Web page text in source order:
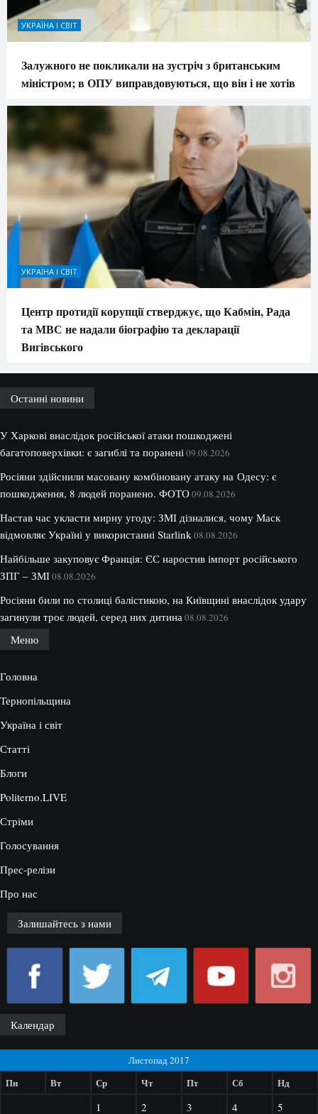
УКРАЇНА І СВІТ
Залужного не покликали на зустріч з британським
міністром; в ОПУ виправдовуються, що він і не хотів
УКРАЇНА І СВІТ
Центр протидії корупції стверджує, що Кабмін, Рада
та МВС не надали біографію та декларації
Вигівського
Останні новини
У Харкові внаслідок російської атаки пошкоджені
багатоповерхівки: є загиблі та поранені 09.08.2026
Росіяни здійснили масовану комбіновану атаку на Одесу: є
пошкодження, 8 людей поранено. ФОТО09.08.2026
Настав час укласти мирну угоду: ЗМІ дізналися, чому Маск
відмовляє Україні у використанні Starlink 08.08.2026
Найбільше закуповує Франція: ЄС наростив імпорт російського
ЗПГ – ЗМІ08.08.2026
Росіяни били по столиці балістикою, на Київщині внаслідок удару
загинули троє людей, серед них дитина 08.08.2026
Меню
Головна
Тернопільщина
Україна і світ
Статті
Блоги
Politerno.LIVE
Стріми
Голосування
Прес-релізи
Про нас
Залишайтесь з нами
Календар
Листопад 2017
Пн Вт Ср Чт Пт Сб Нд
1 2 3 4 5